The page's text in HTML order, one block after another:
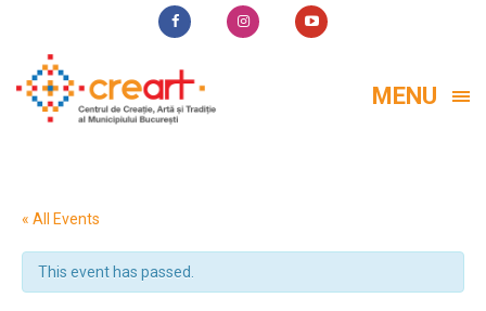
MENU
« All Events
This event has passed.